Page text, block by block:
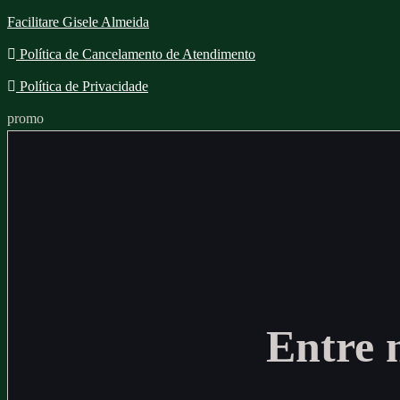
Facilitare Gisele Almeida
Política de Cancelamento de Atendimento
Política de Privacidade
promo
Entre